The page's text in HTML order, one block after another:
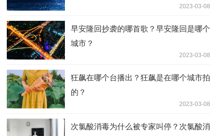
2023-03-08
早安隆回抄袭的哪首歌？早安隆回是哪个
城市？
2023-03-08
狂飙在哪个台播出？狂飙是在哪个城市拍
的？
2023-03-08
次氯酸消毒为什么被专家叫停？次氯酸消